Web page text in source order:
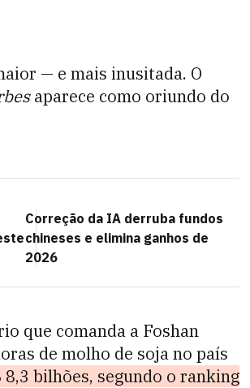
— e mais inusitada. O
aparece como oriundo do
Correção da IA derruba fundos
chineses e elimina ganhos de
2026
que comanda a Foshan
de molho de soja no país
bilhões, segundo o ranking